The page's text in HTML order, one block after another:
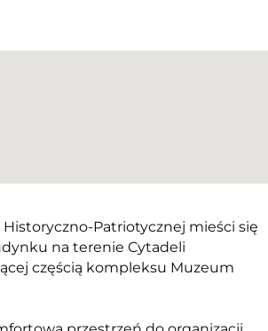
Patriotycznej mieści się
na terenie Cytadeli
częścią kompleksu Muzeum